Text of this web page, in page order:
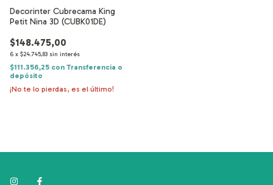
Decorinter Cubrecama King
Petit Nina 3D (CUBK01DE)
$148.475,00
6 x $24.745,83 sin interés
$111.356,25 con Transferencia o
depósito
¡No te lo pierdas, es el último!